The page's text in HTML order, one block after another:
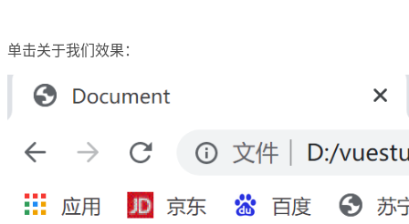
单击关于我们效果：